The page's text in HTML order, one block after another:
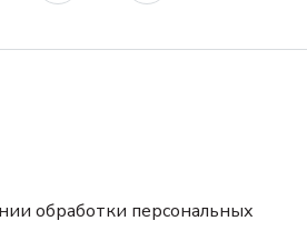
обработки персональных